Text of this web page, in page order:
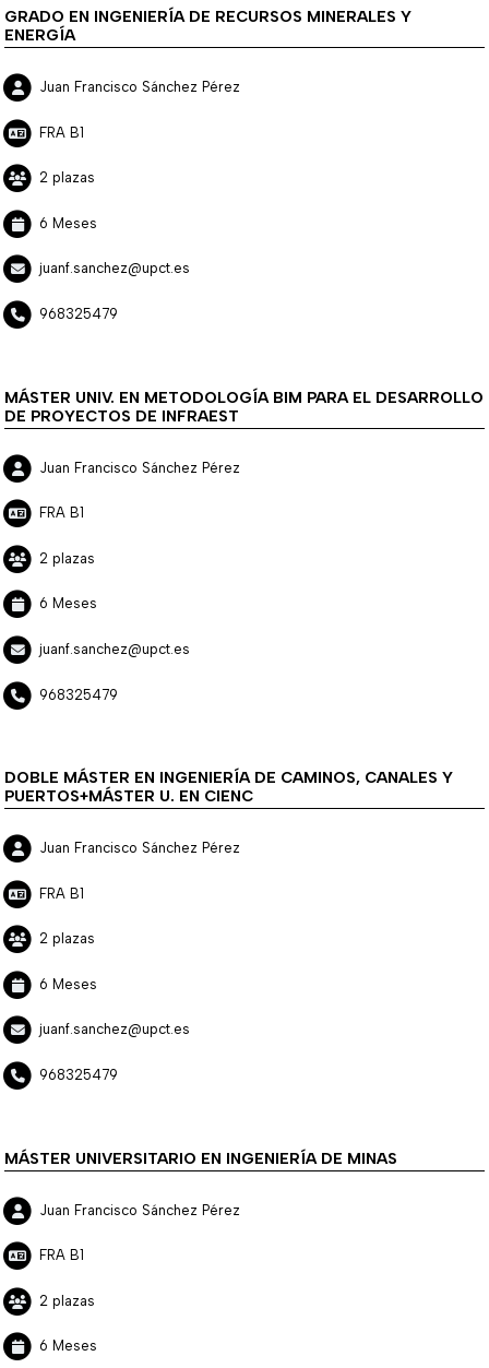
GRADO EN INGENIERÍA DE RECURSOS MINERALES Y
ENERGÍA
Juan Francisco Sánchez Pérez
FRA B1
2 plazas
6 Meses
juanf.sanchez@upct.es
968325479
MÁSTER UNIV. EN METODOLOGÍA BIM PARA EL DESARROLLO
DE PROYECTOS DE INFRAEST
Juan Francisco Sánchez Pérez
FRA B1
2 plazas
6 Meses
juanf.sanchez@upct.es
968325479
DOBLE MÁSTER EN INGENIERÍA DE CAMINOS, CANALES Y
PUERTOS+MÁSTER U. EN CIENC
Juan Francisco Sánchez Pérez
FRA B1
2 plazas
6 Meses
juanf.sanchez@upct.es
968325479
MÁSTER UNIVERSITARIO EN INGENIERÍA DE MINAS
Juan Francisco Sánchez Pérez
FRA B1
2 plazas
6 Meses